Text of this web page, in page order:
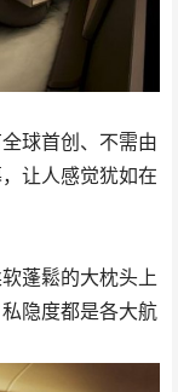
球首创、不需由
让人感觉犹如在
蓬鬆的大枕头上
隐度都是各大航